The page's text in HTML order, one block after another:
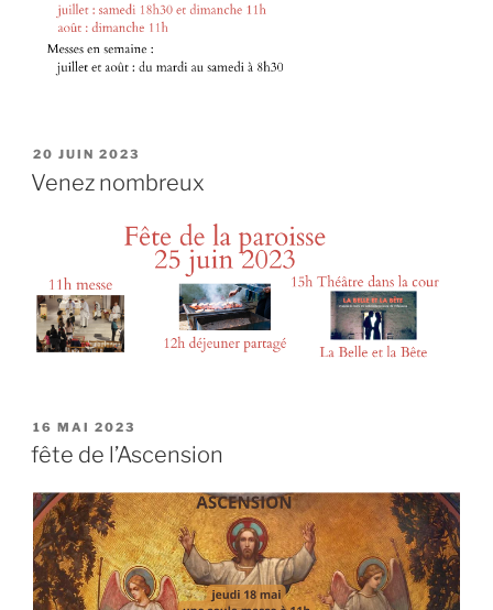
PUBLIÉ
LE
20 JUIN 2023
Venez nombreux
PUBLIÉ
LE
16 MAI 2023
fête de l’Ascension